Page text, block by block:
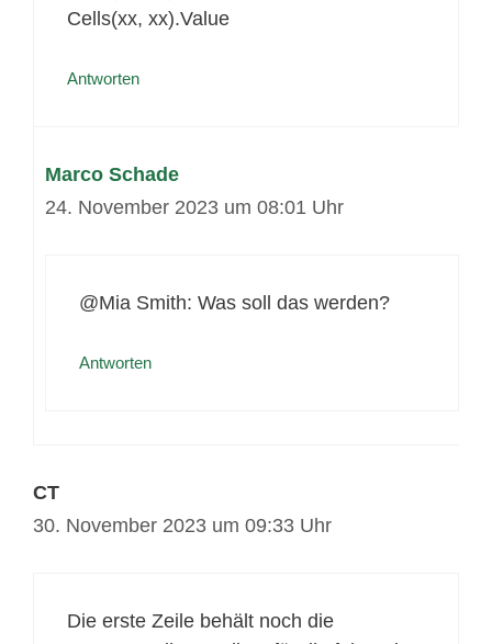
Cells(xx, xx).Value
Antworten
Marco Schade
24. November 2023 um 08:01 Uhr
@Mia Smith: Was soll das werden?
Antworten
CT
30. November 2023 um 09:33 Uhr
Die erste Zeile behält noch die